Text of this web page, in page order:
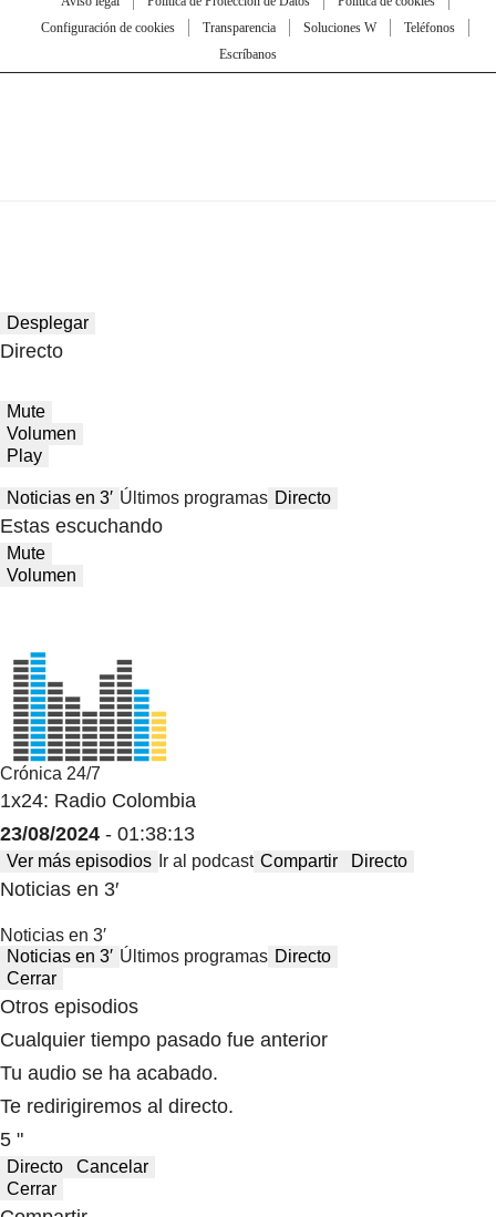
Configuración de cookies
Transparencia Soluciones W
Teléfonos
Escríbanos
Desplegar
Directo
Mute
Volumen
Play
Noticias en 3′ Últimos programas Directo
Estas escuchando
Mute
Volumen
Crónica 24/7
1x24: Radio Colombia
23/08/2024 - 01:38:13
Ver más episodios Ir al podcast Compartir Directo
Noticias en 3′
Noticias en 3′
Noticias en 3′ Últimos programas Directo
Cerrar
Otros episodios
Cualquier tiempo pasado fue anterior
Tu audio se ha acabado.
Te redirigiremos al directo.
5 "
Directo
Cancelar
Cerrar